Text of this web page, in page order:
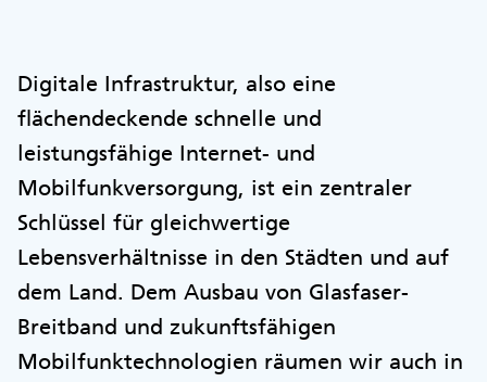
Digitale Infrastruktur, also eine
flächendeckende schnelle und
leistungsfähige Internet- und
Mobilfunkversorgung, ist ein zentraler
Schlüssel für gleichwertige
Lebensverhältnisse in den Städten und auf
dem Land. Dem Ausbau von Glasfaser-
Breitband und zukunftsfähigen
Mobilfunktechnologien räumen wir auch in